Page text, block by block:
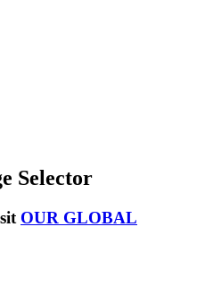
Selector
OUR GLOBAL